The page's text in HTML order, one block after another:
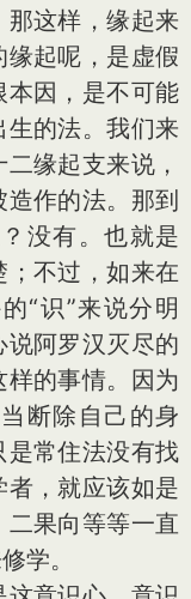
这样，缘起来
起呢，是虚假
本因，是不可能
生的法。我们来
缘起支来说，
作的法。那到
没有。也就是
不过，如来在
“识”来说分明
阿罗汉灭尽的
的事情。因为
断除自己的身
是常住法没有找
，就应该如是
果向等等一直
学。